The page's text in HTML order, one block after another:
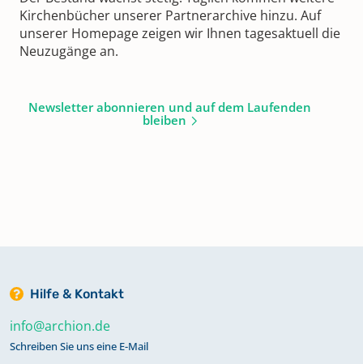
Kirchenbücher unserer Partnerarchive hinzu. Auf
unserer Homepage zeigen wir Ihnen tagesaktuell die
Neuzugänge an.
Newsletter abonnieren und auf dem Laufenden
bleiben
Hilfe & Kontakt
info@archion.de
Schreiben Sie uns eine E-Mail